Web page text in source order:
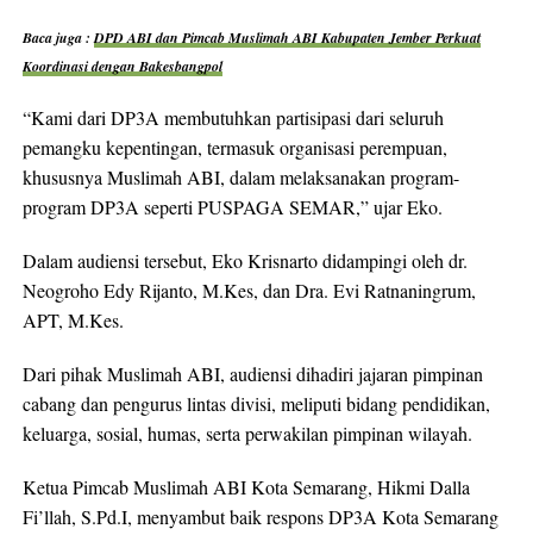
Baca juga :DPD ABI dan Pimcab Muslimah ABI Kabupaten Jember Perkuat
Koordinasi dengan Bakesbangpol
“Kami dari DP3A membutuhkan partisipasi dari seluruh
pemangku kepentingan, termasuk organisasi perempuan,
khususnya Muslimah ABI, dalam melaksanakan program-
program DP3A seperti PUSPAGA SEMAR,” ujar Eko.
Dalam audiensi tersebut, Eko Krisnarto didampingi oleh dr.
Neogroho Edy Rijanto, M.Kes, dan Dra. Evi Ratnaningrum,
APT, M.Kes.
Dari pihak Muslimah ABI, audiensi dihadiri jajaran pimpinan
cabang dan pengurus lintas divisi, meliputi bidang pendidikan,
keluarga, sosial, humas, serta perwakilan pimpinan wilayah.
Ketua Pimcab Muslimah ABI Kota Semarang, Hikmi Dalla
Fi’llah, S.Pd.I, menyambut baik respons DP3A Kota Semarang